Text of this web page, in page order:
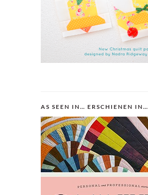
AS SEEN IN… ERSCHIENEN IN…